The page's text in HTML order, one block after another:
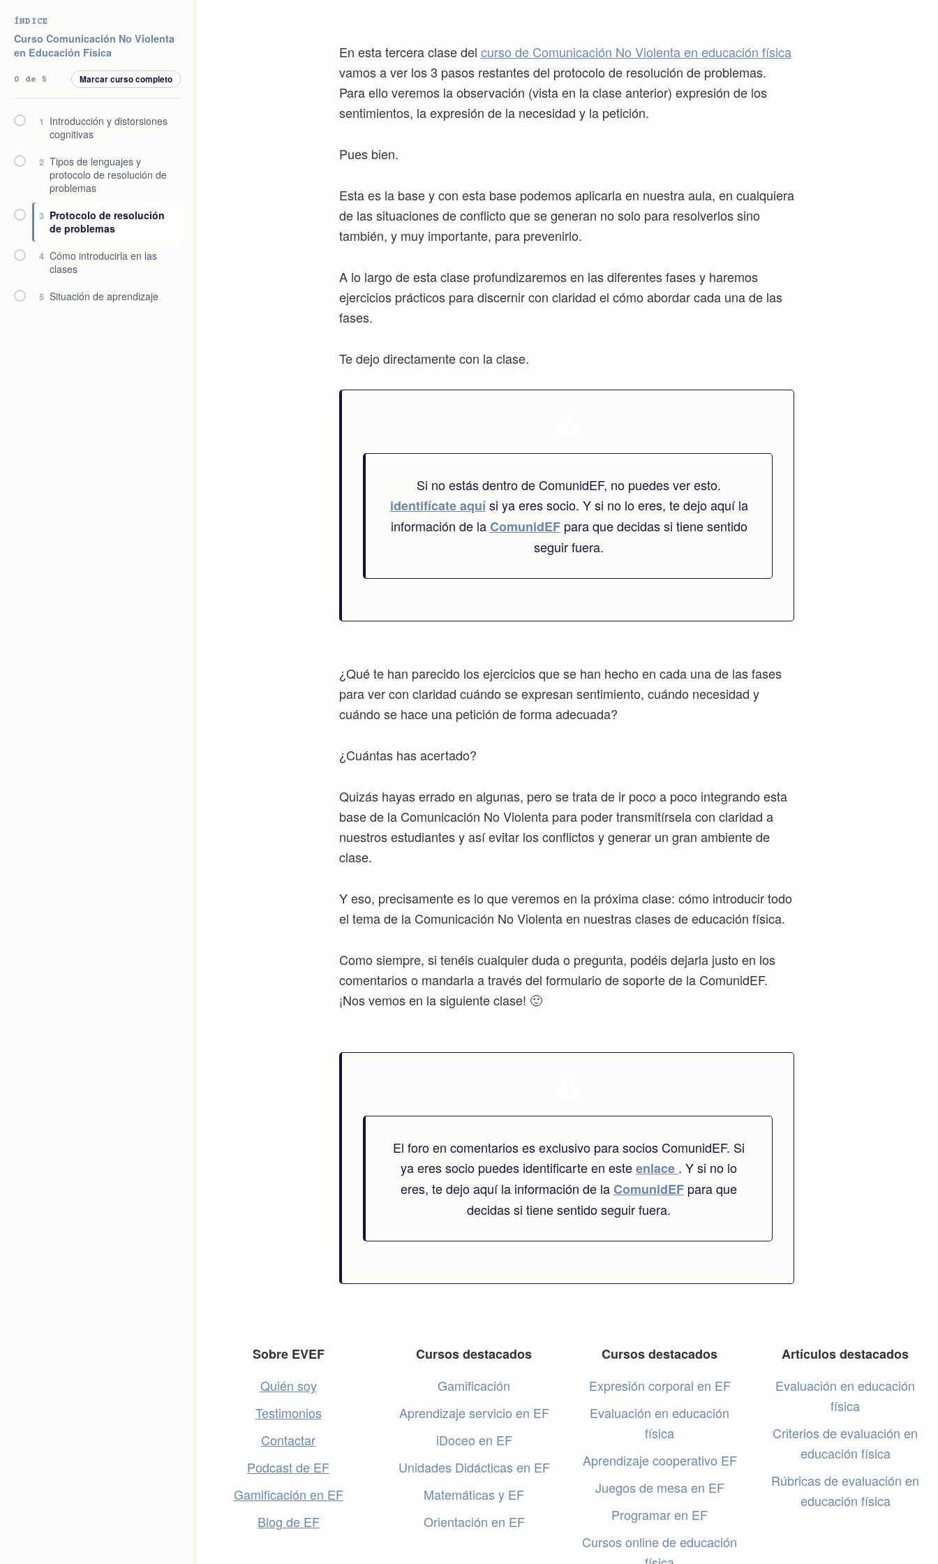
En esta tercera clase del curso de Comunicación No Violenta en educación física
vamos a ver los 3 pasos restantes del protocolo de resolución de problemas.
Para ello veremos la observación (vista en la clase anterior) expresión de los
sentimientos, la expresión de la necesidad y la petición.
Pues bien.
Esta es la base y con esta base podemos aplicarla en nuestra aula, en cualquiera
de las situaciones de conflicto que se generan no solo para resolverlos sino
también, y muy importante, para prevenirlo.
A lo largo de esta clase profundizaremos en las diferentes fases y haremos
ejercicios prácticos para discernir con claridad el cómo abordar cada una de las
fases.
Te dejo directamente con la clase.
Si no estás dentro de ComunidEF, no puedes ver esto.
identifícate aquísi ya eres socio. Y si no lo eres, te dejo aquí la
información de laComunidEFpara que decidas si tiene sentido
seguir fuera.
¿Qué te han parecido los ejercicios que se han hecho en cada una de las fases
para ver con claridad cuándo se expresan sentimiento, cuándo necesidad y
cuándo se hace una petición de forma adecuada?
¿Cuántas has acertado?
Quizás hayas errado en algunas, pero se trata de ir poco a poco integrando esta
base de la Comunicación No Violenta para poder transmitírsela con claridad a
nuestros estudiantes y así evitar los conflictos y generar un gran ambiente de
clase.
Y eso, precisamente es lo que veremos en la próxima clase: cómo introducir todo
el tema de la Comunicación No Violenta en nuestras clases de educación física.
Como siempre, si tenéis cualquier duda o pregunta, podéis dejarla justo en los
comentarios o mandarla a través del formulario de soporte de la ComunidEF.
¡Nos vemos en la siguiente clase! 🙂
ÍNDICE
Curso Comunicación No Violenta
en Educación Física
0 de 5 Marcar curso completo
1
Introducción y distorsiones
cognitivas
2 Tipos de lenguajes y
protocolo de resolución de
problemas
3 Protocolo de resolución
de problemas
4 Cómo introducirla en las
clases
5 Situación de aprendizaje
El foro en comentarios es exclusivo para socios ComunidEF. Si
ya eres socio puedes identificarte en esteenlace . Y si no lo
eres, te dejo aquí la información de laComunidEF para que
decidas si tiene sentido seguir fuera.
FooterSobre EVEF
Quién soy
Testimonios
Contactar
Podcast de EF
Gamificación en EF
Blog de EF
Cursos destacados
Gamificación
Aprendizaje servicio en EF
iDoceo en EF
Unidades Didácticas en EF
Matemáticas y EF
Orientación en EF
Cursos destacados
Expresión corporal en EF
Evaluación en educación
física
Aprendizaje cooperativo EF
Juegos de mesa en EF
Programar en EF
Cursos online de educación
Artículos destacados
Evaluación en educación
física
Criterios de evaluación en
educación física
Rúbricas de evaluación en
educación física